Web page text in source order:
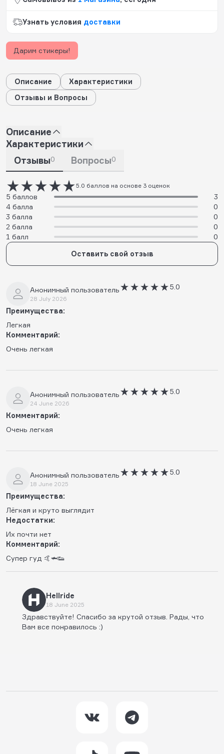
Узнать условия доставки
Дарим стикеры!
Описание
Характеристики
Отзывы и Вопросы
Описание
Характеристики
Отзывы0 Вопросы0
5.0 баллов на основе 3 оценок
5 баллов
3
4 балла
0
3 балла
0
2 балла
0
1 балл
0
Оставить свой отзыв
Анонимный пользователь
28 July 2026
5.0
Преимущества:
Легкая
Комментарий:
Очень легкая
Анонимный пользователь
24 June 2026
5.0
Комментарий:
Очень легкая
Анонимный пользователь
18 June 2025
5.0
Преимущества:
Лёгкая и круто выглядит
Недостатки:
Их почти нет
Комментарий:
Супер гуд 🤙🦈👟
Hellride
18 June 2025
Здравствуйте! Спасибо за крутой отзыв. Рады, что
Вам все понравилось :)